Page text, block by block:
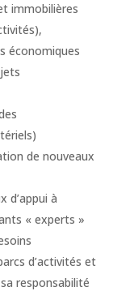
immobilières
économiques
de nouveaux
d’appui à
« experts »
d’activités et
responsabilité